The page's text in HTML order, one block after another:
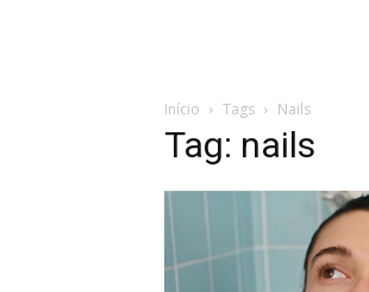
Início Tags Nails
Tag: nails